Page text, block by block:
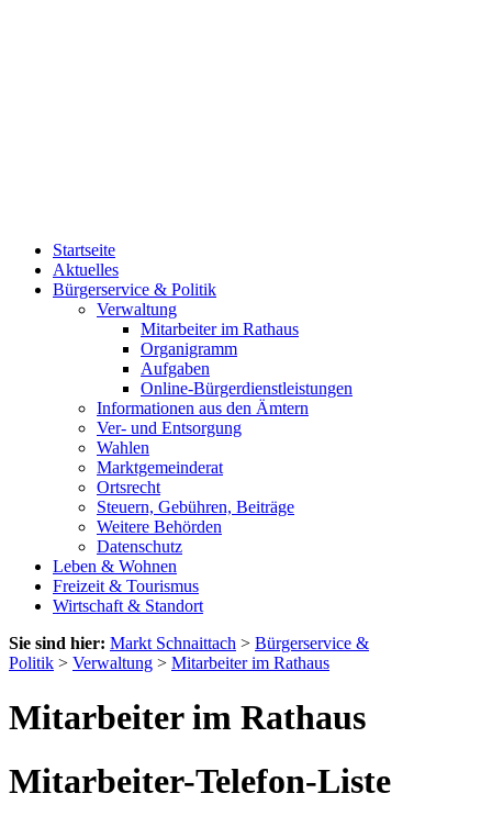
Startseite
Aktuelles
Bürgerservice & Politik
Verwaltung
Mitarbeiter im Rathaus
Organigramm
Aufgaben
Online-Bürgerdienstleistungen
Informationen aus den Ämtern
Ver- und Entsorgung
Wahlen
Marktgemeinderat
Ortsrecht
Steuern, Gebühren, Beiträge
Weitere Behörden
Datenschutz
Leben & Wohnen
Freizeit & Tourismus
Wirtschaft & Standort
Sie sind hier: Markt Schnaittach > Bürgerservice &
Politik > Verwaltung > Mitarbeiter im Rathaus
Mitarbeiter im Rathaus
Mitarbeiter-Telefon-Liste